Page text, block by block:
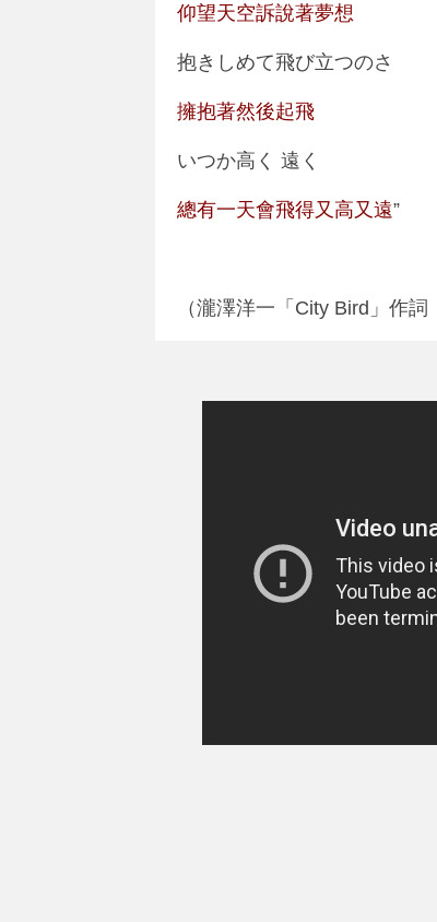
仰望天空訴說著夢想
抱きしめて飛び立つのさ
擁抱著然後起飛
いつか高く 遠く
總有一天會飛得又高又遠”
（瀧澤洋一「City Bird」作詞